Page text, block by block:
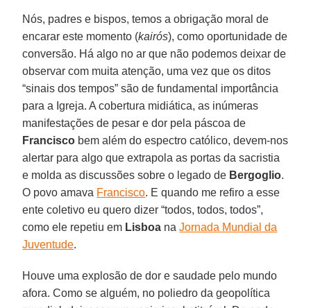
Nós, padres e bispos, temos a obrigação moral de
encarar este momento (kairós), como oportunidade de
conversão. Há algo no ar que não podemos deixar de
observar com muita atenção, uma vez que os ditos
“sinais dos tempos” são de fundamental importância
para a Igreja. A cobertura midiática, as inúmeras
manifestações de pesar e dor pela páscoa de
Francisco bem além do espectro católico, devem-nos
alertar para algo que extrapola as portas da sacristia
e molda as discussões sobre o legado de Bergoglio.
O povo amava Francisco. E quando me refiro a esse
ente coletivo eu quero dizer “todos, todos, todos”,
como ele repetiu em Lisboa naJornada Mundial da
Juventude.
Houve uma explosão de dor e saudade pelo mundo
afora. Como se alguém, no poliedro da geopolítica